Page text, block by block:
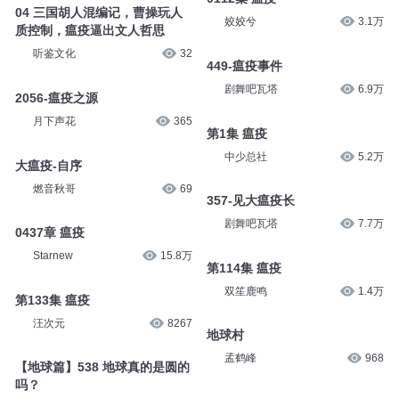
04 三国胡人混编记，曹操玩人
质控制，瘟疫逼出文人哲思
听鉴文化 32
2056-瘟疫之源
月下声花 365
大瘟疫-自序
燃音秋哥 69
0437章 瘟疫
Starnew 15.8万
第133集 瘟疫
汪次元 8267
【地球篇】538 地球真的是圆的
吗？
姣姣兮 3.1万
449-瘟疫事件
剧舞吧瓦塔 6.9万
第1集 瘟疫
中少总社 5.2万
357-见大瘟疫长
剧舞吧瓦塔 7.7万
第114集 瘟疫
双笙鹿鸣 1.4万
地球村
孟鹤峰 968